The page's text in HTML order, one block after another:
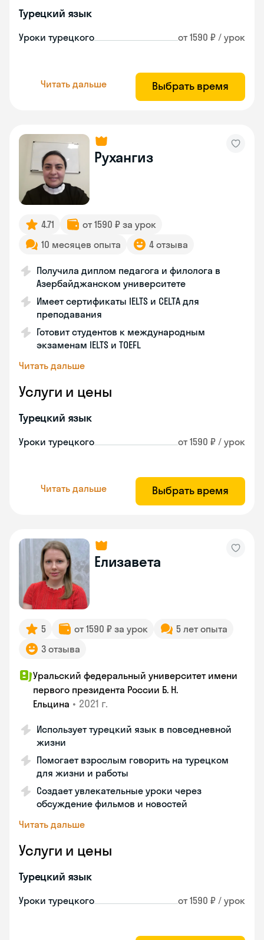
Турецкий язык
Уроки турецкого от 1590 ₽ / урок
Читать дальше Выбрать время
Рухангиз
4.71
от 1590 ₽ за урок
10 месяцев опыта
4 отзыва
Получила диплом педагога и филолога в
Азербайджанском университете
Имеет сертификаты IELTS и CELTA для
преподавания
Готовит студентов к международным
экзаменам IELTS и TOEFL
Читать дальше
Услуги и цены
Турецкий язык
Уроки турецкого от 1590 ₽ / урок
Читать дальше Выбрать время
Елизавета
5 от 1590 ₽ за урок
5 лет опыта
3 отзыва
Уральский федеральный университет имени
первого президента России Б. Н.
Ельцина • 2021 г.
Использует турецкий язык в повседневной
жизни
Помогает взрослым говорить на турецком
для жизни и работы
Создает увлекательные уроки через
обсуждение фильмов и новостей
Читать дальше
Услуги и цены
Турецкий язык
Уроки турецкого от 1590 ₽ / урок